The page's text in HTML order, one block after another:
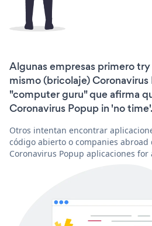
Algunas empresas primero
mismo (bricolaje)
"computer guru" que afirma
Coronavirus Popup in 'no time'.
Otros intentan encontrar
código abierto o companies
Coronavirus Popup aplicaciones for